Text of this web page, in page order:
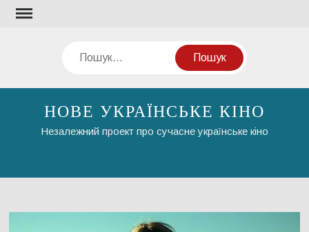
Перейти
Пошук
НОВЕ УКРАЇНСЬКЕ КІНО
Незалежний проект про сучасне українське кіно